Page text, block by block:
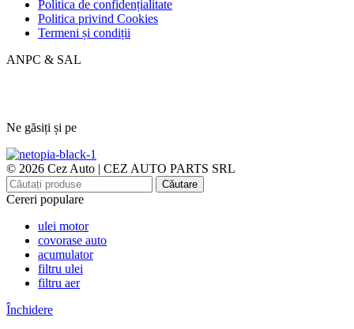
Politica de confidențialitate
Politica privind Cookies
Termeni și condiții
ANPC & SAL
Ne găsiți și pe
© 2026 Cez Auto | CEZ AUTO PARTS SRL
Căutare
Cereri populare
ulei motor
covorase auto
acumulator
filtru ulei
filtru aer
Închidere